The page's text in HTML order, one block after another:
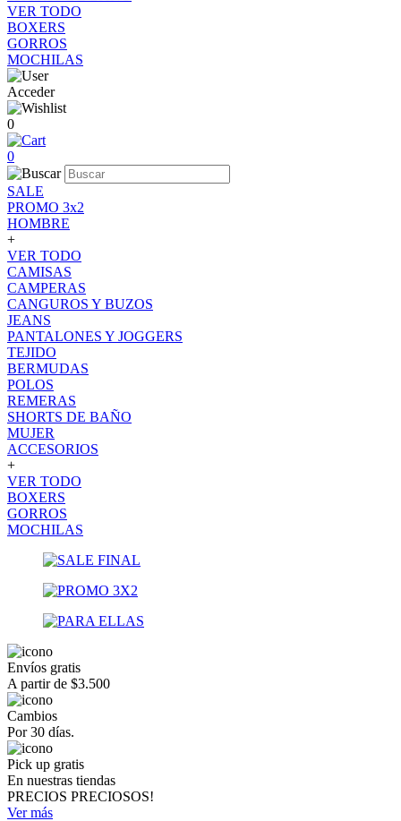
VER TODO
BOXERS
GORROS
MOCHILAS
Acceder
0
0
SALE
PROMO 3x2
HOMBRE
+
VER TODO
CAMISAS
CAMPERAS
CANGUROS Y BUZOS
JEANS
PANTALONES Y JOGGERS
TEJIDO
BERMUDAS
POLOS
REMERAS
SHORTS DE BAÑO
MUJER
ACCESORIOS
+
VER TODO
BOXERS
GORROS
MOCHILAS
Envíos gratis
A partir de $3.500
Cambios
Por 30 días.
Pick up gratis
En nuestras tiendas
PRECIOS PRECIOSOS!
Ver más